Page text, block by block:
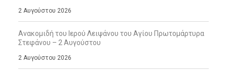
2 Αυγούστου 2026
Ανακομιδή του Ιερού Λειψάνου του Αγίου Πρωτομάρτυρα
Στεφάνου – 2 Αυγούστου
2 Αυγούστου 2026